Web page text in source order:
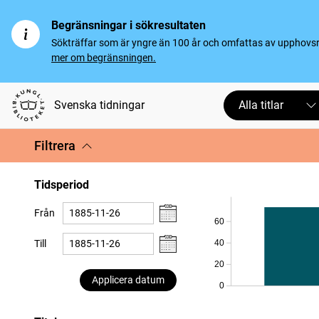
Begränsningar i sökresultaten
Sökträffar som är yngre än 100 år och omfattas av
mer om begränsningen.
Svenska tidningar Alla titlar
Filtrera
Tidsperiod
Från
Till
Applicera datum
0
20
40
60